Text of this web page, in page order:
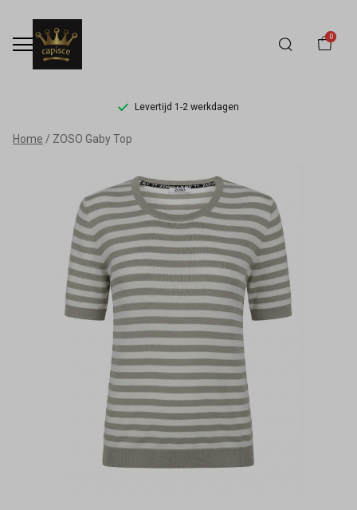
0
Levertijd 1-2 werkdagen
ZOSO
Capisce
Mode
Home ZOSO Gaby Top